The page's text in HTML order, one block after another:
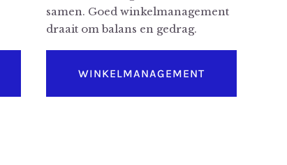
samen. Goed winkelmanagement
draait om balans en gedrag.
WINKELMANAGEMENT